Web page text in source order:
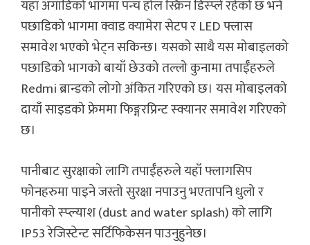
यहाँ अगाडिको भागमा पन्च होल स्क्रिन डिस्प्ले रहेको छ भने
पछाडिको भागमा क्वाड क्यामेरा सेटप र LED फ्लास
समावेश भएको भेट्न सकिन्छ। यसको साथै यस मोबाइलको
पछाडिको भागको बायाँ छेउको तल्लो कुनामा तपाईँहरुले
Redmi ब्रान्डको लोगो अंकित गरिएको छ। यस मोबाइलको
दायाँ साइडको फ्रेममा फिङ्गरप्रिन्ट स्क्यानर समावेश गरिएको
छ।
पानीबाट सुरक्षाको लागि तपाईँहरुले यहाँ फ्लागसिप
फोनहरुमा पाइने जस्तो सुरक्षा नपाउनु भएतापनि धुलो र
पानीको स्प्ल्याश (dust and water splash) को लागि
IP53 रेजिस्टेन्ट सर्टिफिकेसन पाउनुहुनेछ।